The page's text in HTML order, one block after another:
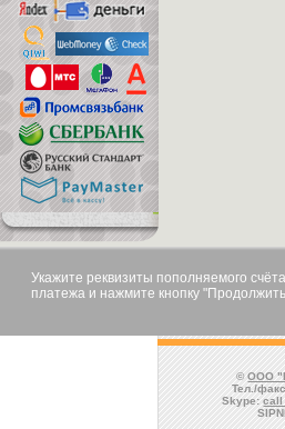
Укажите реквизиты пополняемого
платежа и нажмите кнопку
©ООО
Тел./
Skype: